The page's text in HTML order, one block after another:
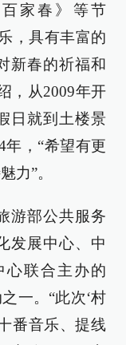
家春》等节
，具有丰富的
新春的祈福和
，从2009年开
日就到土楼景
年，“希望有更
力”。
游部公共服务
发展中心、中
心联合主办的
一。“此次‘村
番音乐、提线